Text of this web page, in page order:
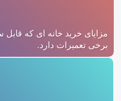
مزایای خرید خانه ای که
برخی تعمیرات دارد.